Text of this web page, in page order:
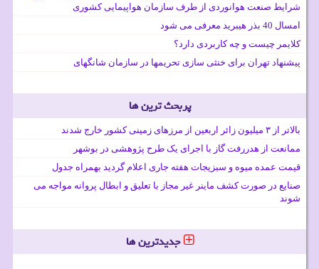
شرایط صنعت هوانوردی از طرف سازمان هواپیمایی کشوری
امسال 40 بذر هیبرید معرفی می شود
کلایمر چیست و چه کاربردی دارد؟
پیشنهاد تهران برای خنثی سازی تحریمها در سازمان شانگهای
پربحث ترین ها
بالاتر از ۳ میلیون زائر اربعین از مرزهای زمینی کشور خارج شدند
ممانعت از هدررفت گاز با اجرای یک طرح پژوهشی در بوشهر
قیمت عمده میوه و سبزیجات هفته جاری اعلام گردید بهمراه جدول
صنایع در صورت کشف ماینر غیر مجاز با تعلیق و ابطال پروانه مواجه می
شوند
جدیدترین ها